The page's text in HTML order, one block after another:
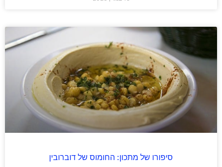
סיפורו של מתכון: החומוס של דוברובין